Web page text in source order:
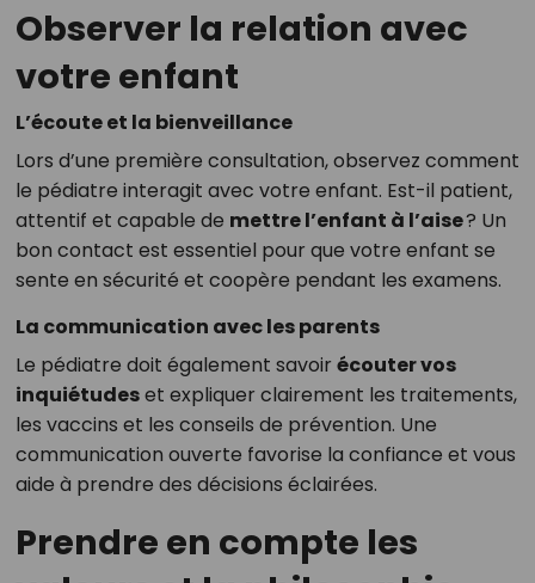
Observer la relation avec
votre enfant
L’écoute et la bienveillance
Lors d’une première consultation, observez comment
le pédiatre interagit avec votre enfant. Est-il patient,
attentif et capable de mettre l’enfant à l’aise? Un
bon contact est essentiel pour que votre enfant se
sente en sécurité et coopère pendant les examens.
La communication avec les parents
Le pédiatre doit également savoir écouter vos
inquiétudeset expliquer clairement les traitements,
les vaccins et les conseils de prévention. Une
communication ouverte favorise la confiance et vous
aide à prendre des décisions éclairées.
Prendre en compte les